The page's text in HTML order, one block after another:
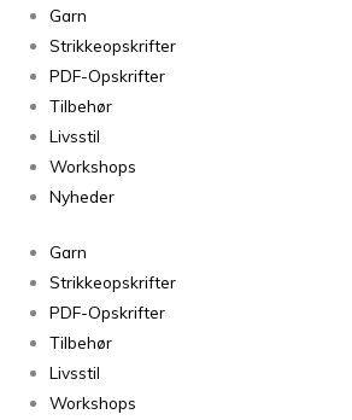
Garn
Strikkeopskrifter
PDF-Opskrifter
Tilbehør
Livsstil
Workshops
Nyheder
Garn
Strikkeopskrifter
PDF-Opskrifter
Tilbehør
Livsstil
Workshops
Frederiksberg
Oliven
3063
antal